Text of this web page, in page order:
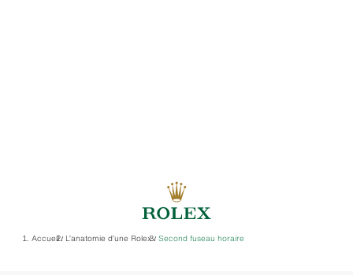
Accueil/ L’anatomie d’une Rolex/ Second fuseau horaire